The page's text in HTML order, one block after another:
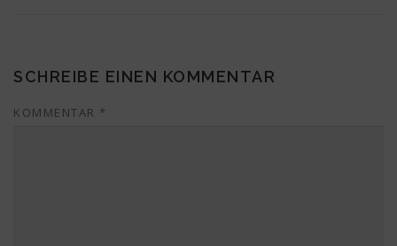
SCHREIBE EINEN KOMMENTAR
KOMMENTAR *